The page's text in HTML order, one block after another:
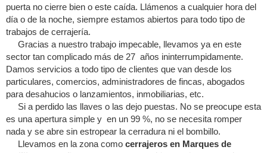
puerta no cierre bien o este caída. Llámenos a cualquier hora del
día o de la noche, siempre estamos abiertos para todo tipo de
trabajos de cerrajería.
Gracias a nuestro trabajo impecable, llevamos ya en este
sector tan complicado más de 27 años ininterrumpidamente.
Damos servicios a todo tipo de clientes que van desde los
particulares, comercios, administradores de fincas, abogados
para desahucios o lanzamientos, inmobiliarias, etc.
Si a perdido las llaves o las dejo puestas. No se preocupe esta
es una apertura simple y en un 99 %, no se necesita romper
nada y se abre sin estropear la cerradura ni el bombillo.
Llevamos en la zona como cerrajeros en Marques de